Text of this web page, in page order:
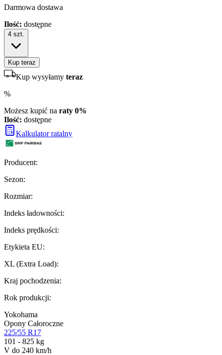
Darmowa dostawa
Ilość: dostępne
4 szt.
Kup teraz
Kup wysyłamy teraz
%
Możesz kupić na raty 0%
Ilość: dostępne
Kalkulator ratalny
Producent:
Sezon:
Rozmiar:
Indeks ładowności:
Indeks prędkości:
Etykieta EU:
XL (Extra Load):
Kraj pochodzenia:
Rok produkcji:
Yokohama
Opony Całoroczne
225/55 R17
101 - 825 kg
V do 240 km/h